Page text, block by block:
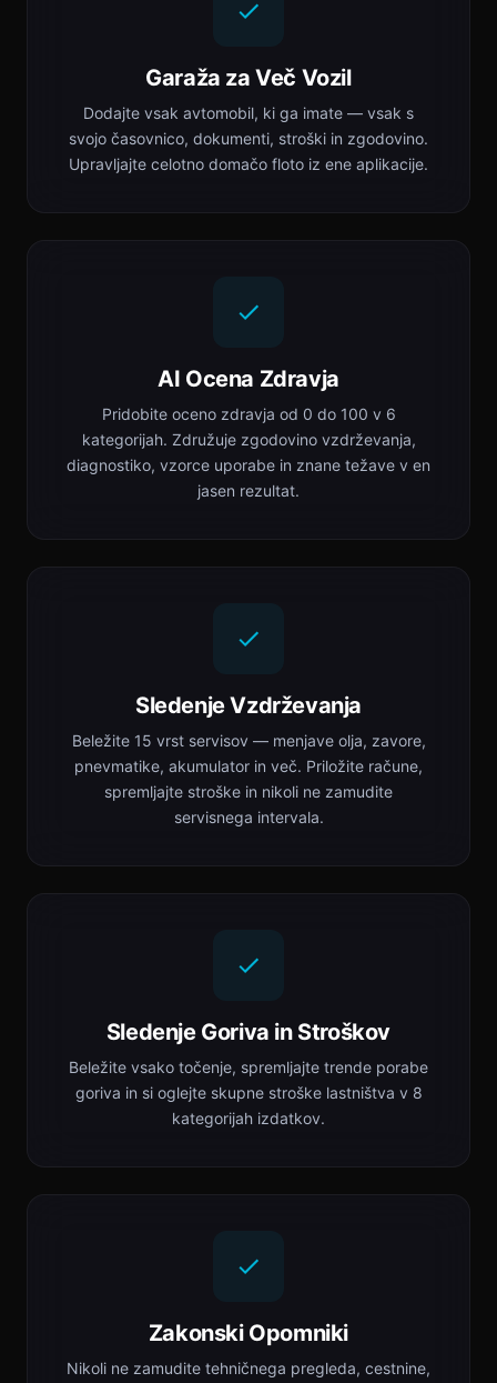
Garaža za Več Vozil
Dodajte vsak avtomobil, ki ga imate — vsak s
svojo časovnico, dokumenti, stroški in zgodovino.
Upravljajte celotno domačo floto iz ene aplikacije.
AI Ocena Zdravja
Pridobite oceno zdravja od 0 do 100 v 6
kategorijah. Združuje zgodovino vzdrževanja,
diagnostiko, vzorce uporabe in znane težave v en
jasen rezultat.
Sledenje Vzdrževanja
Beležite 15 vrst servisov — menjave olja, zavore,
pnevmatike, akumulator in več. Priložite račune,
spremljajte stroške in nikoli ne zamudite
servisnega intervala.
Sledenje Goriva in Stroškov
Beležite vsako točenje, spremljajte trende porabe
goriva in si oglejte skupne stroške lastništva v 8
kategorijah izdatkov.
Zakonski Opomniki
Nikoli ne zamudite tehničnega pregleda, cestnine,